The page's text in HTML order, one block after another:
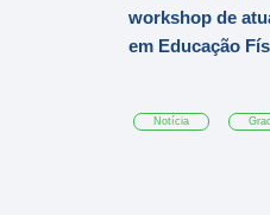
workshop de
em Educação
Notícia